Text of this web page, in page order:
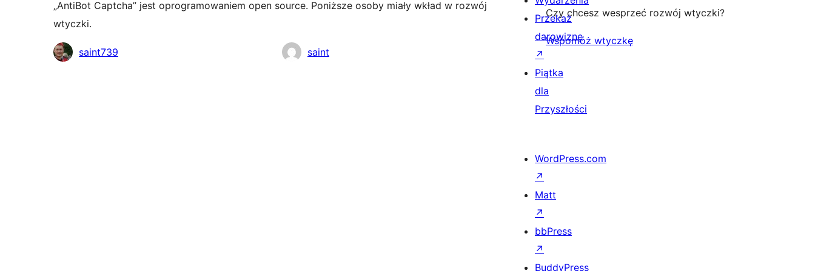
„AntiBot Captcha” jest oprogramowaniem open source. Poniższe osoby miały wkład w rozwój
wtyczki.
Zaangażowani
saint739 saint
Czy chcesz wesprzeć rozwój wtyczki?
Wspomóż wtyczkę
Przekaż
darowiznę
↗
Piątka
dla
Przyszłości
WordPress.com
↗
Matt
↗
bbPress
↗
BuddyPress